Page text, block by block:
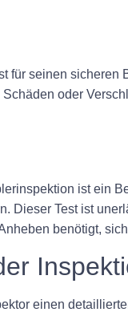
für seinen
oder
ist ein
Dieser Test ist
benötigt,
einen